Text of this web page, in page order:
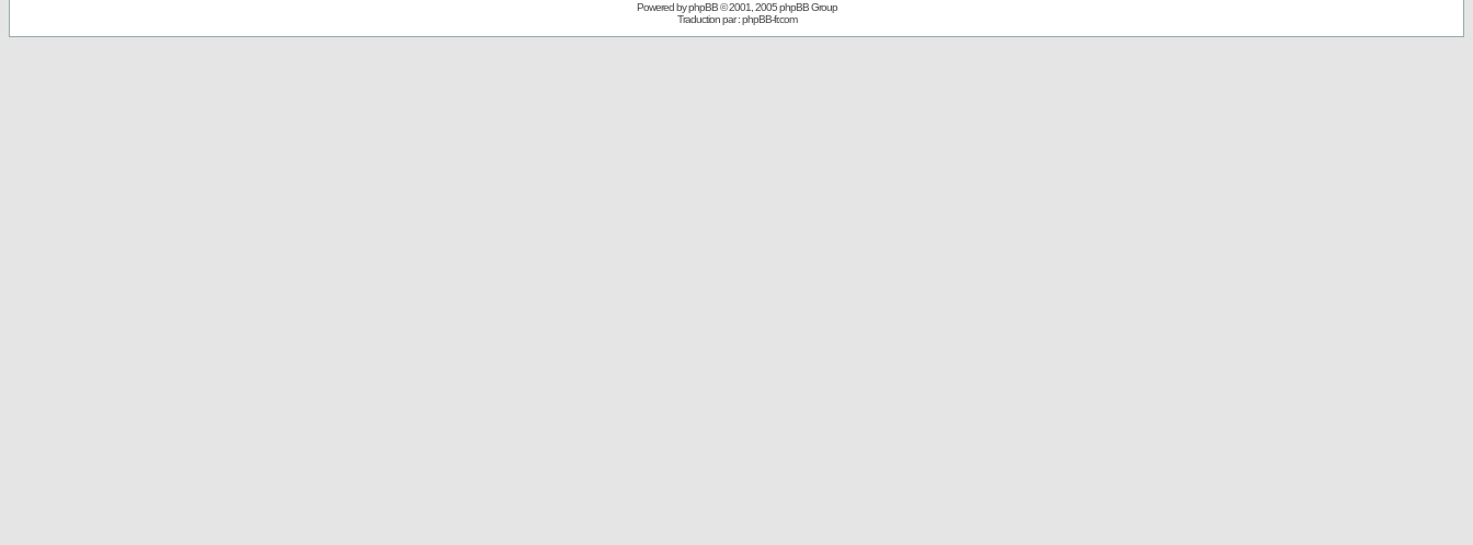
Powered byphpBB© 2001, 2005 phpBB Group
Traduction par :phpBB-fr.com